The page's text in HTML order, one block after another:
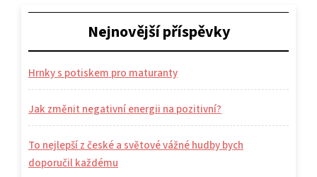
Nejnovější příspěvky
Hrnky s potiskem pro maturanty
Jak změnit negativní energii na pozitivní?
To nejlepší z české a světové vážné hudby bych
doporučil každému